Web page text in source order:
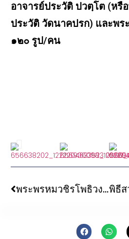
อาจารย์ประวัติ ปวตฺโต (หรื
ประวัติ วัดนาคปรก) และพร
๑๒๐ รูป/คน
พระพรหมวชิรโพธิวงศ์ ตรวจเยี่ยมความก้าวหน้าการดำเนินงานก่อสร้างวัดพุทธภูมิเนรัญชรา